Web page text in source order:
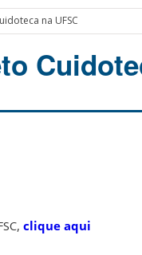
na UFSC
clique aqui